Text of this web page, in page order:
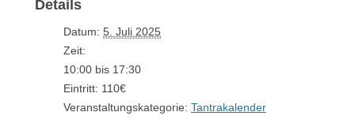
Details
Datum: 5. Juli 2025
Zeit:
10:00 bis 17:30
Eintritt: 110€
Veranstaltungskategorie: Tantrakalender